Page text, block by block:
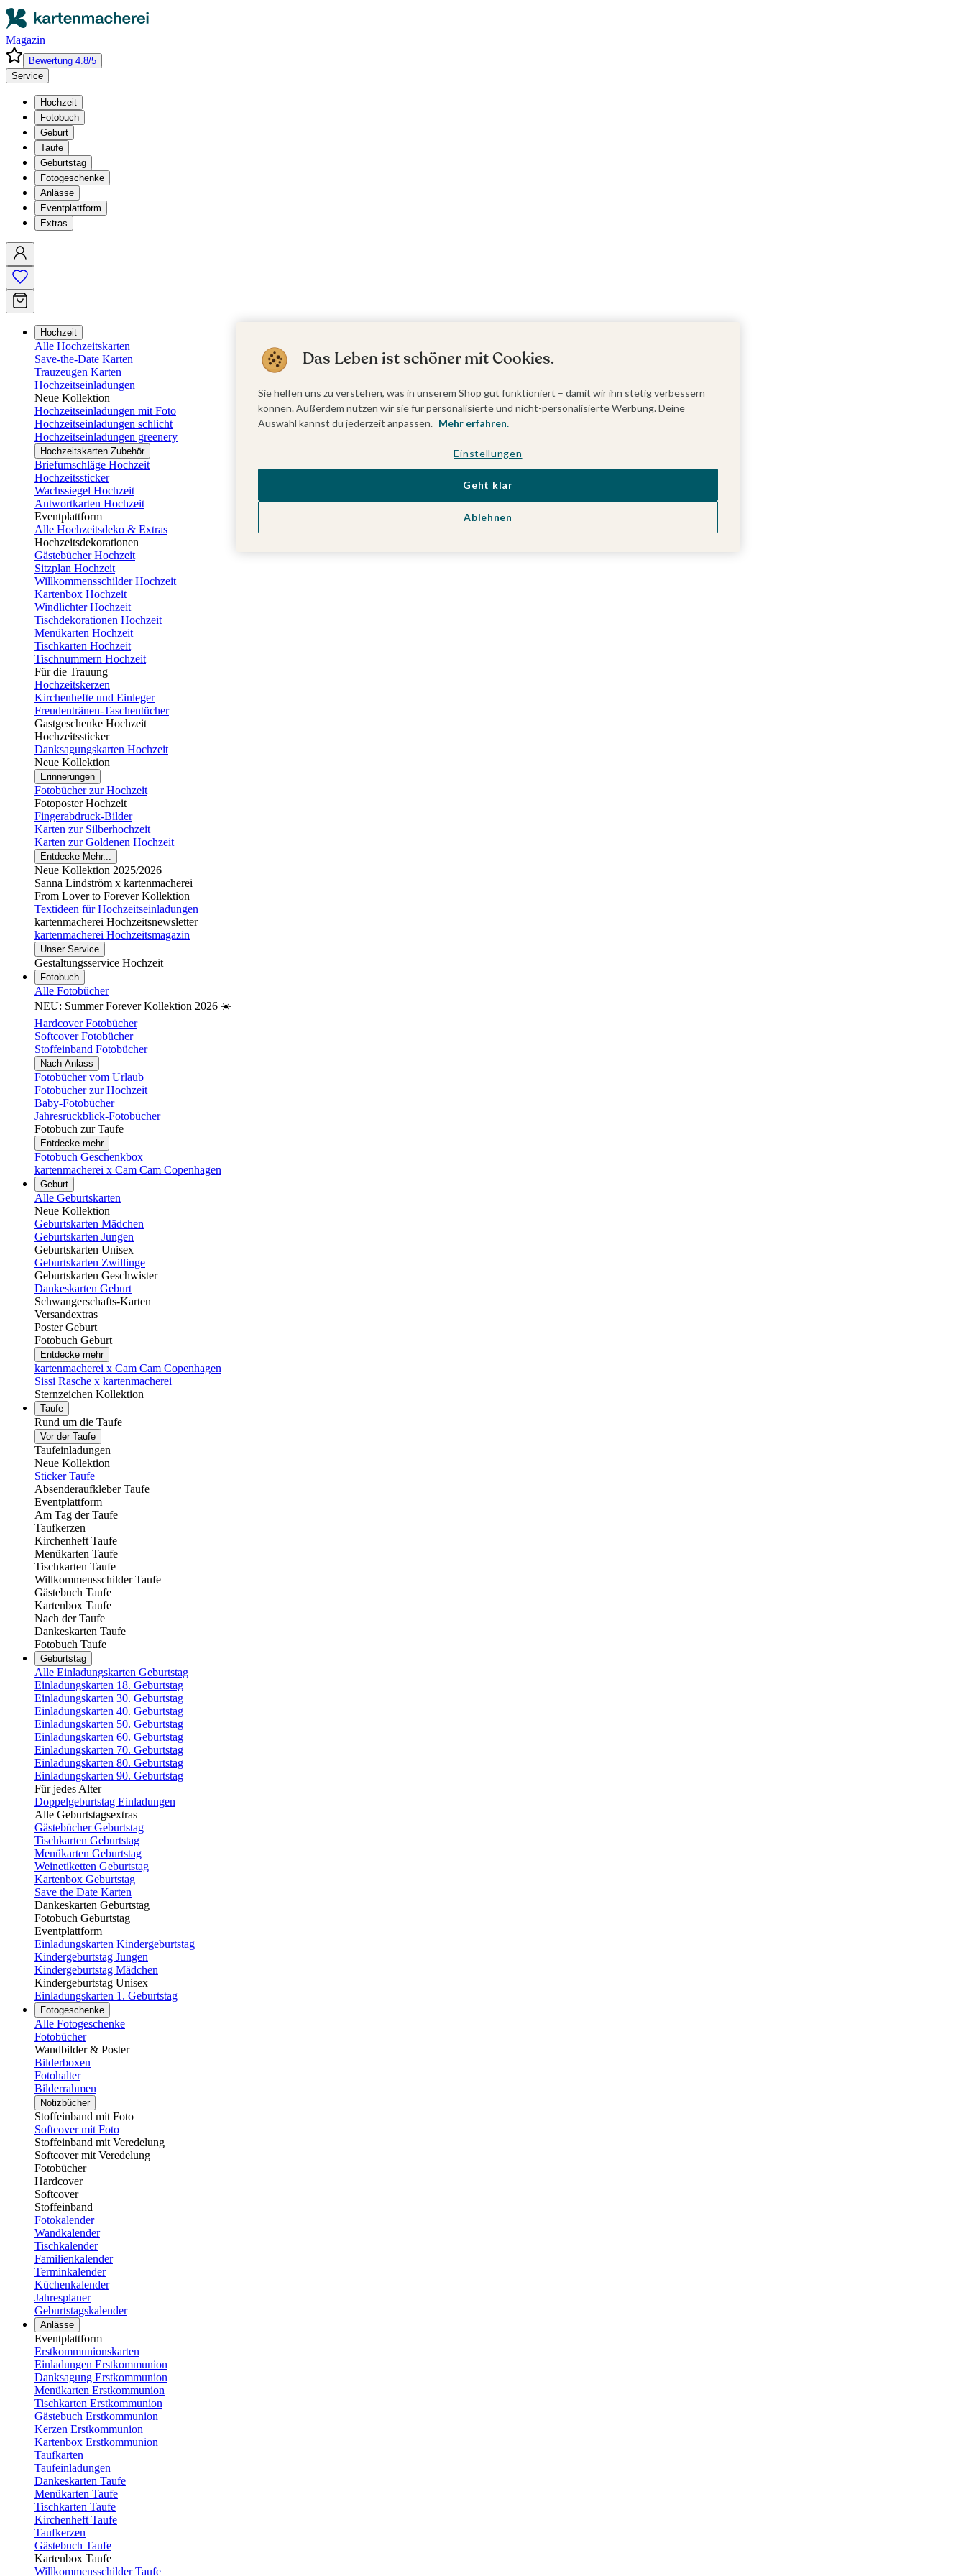
Magazin
Bewertung 4.8/5
Service
Hochzeit
Fotobuch
Geburt
Taufe
Geburtstag
Fotogeschenke
Anlässe
Eventplattform
Extras
Hochzeit
Alle Hochzeitskarten
Save-the-Date Karten
Trauzeugen Karten
Hochzeitseinladungen
Neue Kollektion
Hochzeitseinladungen mit Foto
Hochzeitseinladungen schlicht
Hochzeitseinladungen greenery
Hochzeitskarten Zubehör
Briefumschläge Hochzeit
Hochzeitssticker
Wachssiegel Hochzeit
Antwortkarten Hochzeit
Eventplattform
Alle Hochzeitsdeko & Extras
Hochzeitsdekorationen
Gästebücher Hochzeit
Sitzplan Hochzeit
Willkommensschilder Hochzeit
Kartenbox Hochzeit
Windlichter Hochzeit
Tischdekorationen Hochzeit
Menükarten Hochzeit
Tischkarten Hochzeit
Tischnummern Hochzeit
Für die Trauung
Hochzeitskerzen
Kirchenhefte und Einleger
Freudentränen-Taschentücher
Gastgeschenke Hochzeit
Hochzeitssticker
Danksagungskarten Hochzeit
Neue Kollektion
Erinnerungen
Fotobücher zur Hochzeit
Fotoposter Hochzeit
Fingerabdruck-Bilder
Karten zur Silberhochzeit
Karten zur Goldenen Hochzeit
Entdecke Mehr...
Neue Kollektion 2025/2026
Sanna Lindström x kartenmacherei
From Lover to Forever Kollektion
Textideen für Hochzeitseinladungen
kartenmacherei Hochzeitsnewsletter
kartenmacherei Hochzeitsmagazin
Unser Service
Gestaltungsservice Hochzeit
Fotobuch
Alle Fotobücher
NEU: Summer Forever Kollektion 2026 ☀️
Hardcover Fotobücher
Softcover Fotobücher
Stoffeinband Fotobücher
Nach Anlass
Fotobücher vom Urlaub
Fotobücher zur Hochzeit
Baby-Fotobücher
Jahresrückblick-Fotobücher
Fotobuch zur Taufe
Entdecke mehr
Fotobuch Geschenkbox
kartenmacherei x Cam Cam Copenhagen
Geburt
Alle Geburtskarten
Neue Kollektion
Geburtskarten Mädchen
Geburtskarten Jungen
Geburtskarten Unisex
Geburtskarten Zwillinge
Geburtskarten Geschwister
Dankeskarten Geburt
Schwangerschafts-Karten
Versandextras
Poster Geburt
Fotobuch Geburt
Entdecke mehr
kartenmacherei x Cam Cam Copenhagen
Sissi Rasche x kartenmacherei
Sternzeichen Kollektion
Taufe
Rund um die Taufe
Vor der Taufe
Taufeinladungen
Neue Kollektion
Sticker Taufe
Absenderaufkleber Taufe
Eventplattform
Am Tag der Taufe
Taufkerzen
Kirchenheft Taufe
Menükarten Taufe
Tischkarten Taufe
Willkommensschilder Taufe
Gästebuch Taufe
Kartenbox Taufe
Nach der Taufe
Dankeskarten Taufe
Fotobuch Taufe
Geburtstag
Alle Einladungskarten Geburtstag
Einladungskarten 18. Geburtstag
Einladungskarten 30. Geburtstag
Einladungskarten 40. Geburtstag
Einladungskarten 50. Geburtstag
Einladungskarten 60. Geburtstag
Einladungskarten 70. Geburtstag
Einladungskarten 80. Geburtstag
Einladungskarten 90. Geburtstag
Für jedes Alter
Doppelgeburtstag Einladungen
Alle Geburtstagsextras
Gästebücher Geburtstag
Tischkarten Geburtstag
Menükarten Geburtstag
Weinetiketten Geburtstag
Kartenbox Geburtstag
Save the Date Karten
Dankeskarten Geburtstag
Fotobuch Geburtstag
Eventplattform
Einladungskarten Kindergeburtstag
Kindergeburtstag Jungen
Kindergeburtstag Mädchen
Kindergeburtstag Unisex
Einladungskarten 1. Geburtstag
Fotogeschenke
Alle Fotogeschenke
Fotobücher
Wandbilder & Poster
Bilderboxen
Fotohalter
Bilderrahmen
Notizbücher
Stoffeinband mit Foto
Softcover mit Foto
Stoffeinband mit Veredelung
Softcover mit Veredelung
Fotobücher
Hardcover
Softcover
Stoffeinband
Fotokalender
Wandkalender
Tischkalender
Familienkalender
Terminkalender
Küchenkalender
Jahresplaner
Geburtstagskalender
Anlässe
Eventplattform
Erstkommunionskarten
Einladungen Erstkommunion
Danksagung Erstkommunion
Menükarten Erstkommunion
Tischkarten Erstkommunion
Gästebuch Erstkommunion
Kerzen Erstkommunion
Kartenbox Erstkommunion
Taufkarten
Taufeinladungen
Dankeskarten Taufe
Menükarten Taufe
Tischkarten Taufe
Kirchenheft Taufe
Taufkerzen
Gästebuch Taufe
Kartenbox Taufe
Willkommensschilder Taufe
Das Leben ist schöner mit Cookies.
Sie helfen uns zu verstehen, was in unserem Shop gut funktioniert – damit wir ihn stetig verbessern
können. Außerdem nutzen wir sie für personalisierte und nicht-personalisierte Werbung. Deine
Auswahl kannst du jederzeit anpassen. Mehr erfahren.
Einstellungen
Ablehnen
Geht klar